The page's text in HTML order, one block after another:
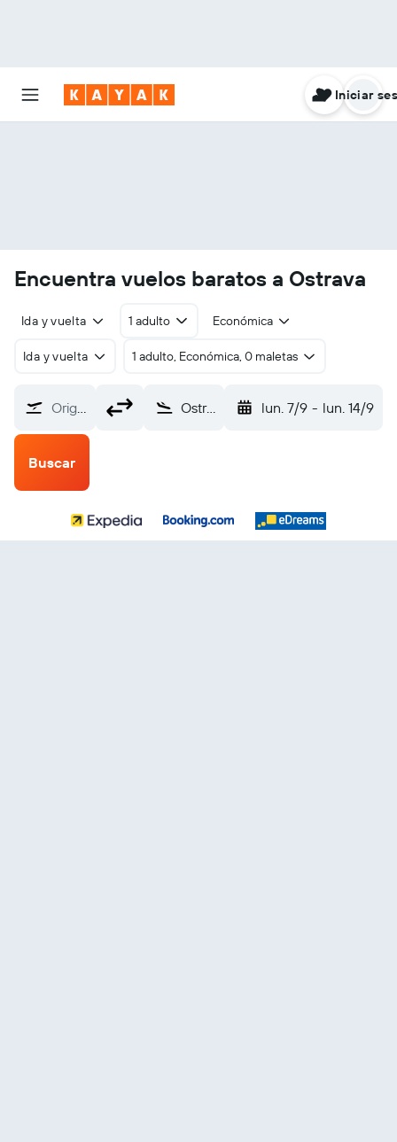
Iniciar
Encuentra vuelos baratos a Ostrava
Ida y vuelta 1 adulto Económica
Ida y vuelta 1 adulto, Económica, 0 maletas
Origen Ostrava Mosnov (OSR) lun. 7/9 - lun. 14/9
Buscar